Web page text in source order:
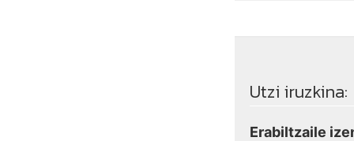
Utzi iruzkina:
Erabiltzaile